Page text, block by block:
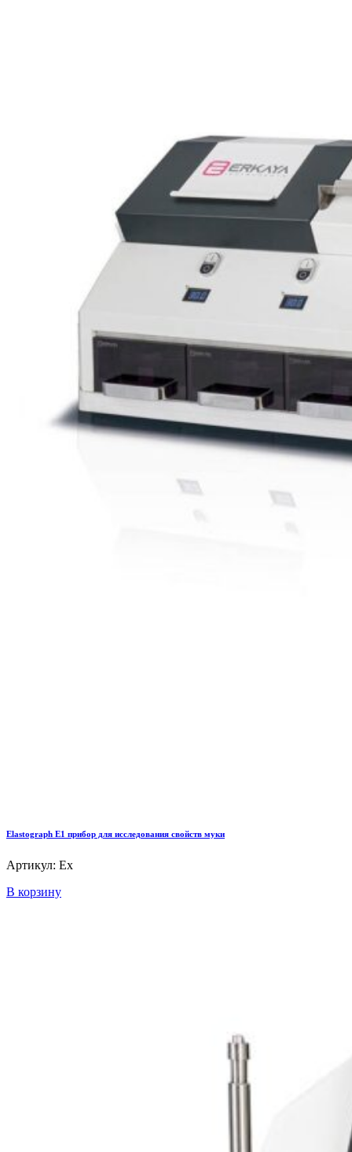
Elastograph E1 прибор для исследования свойств муки
Артикул: Ex
В корзину